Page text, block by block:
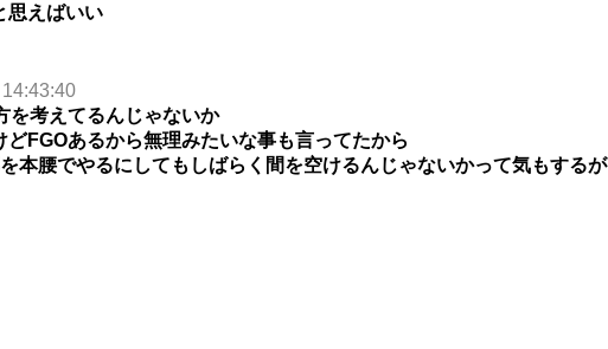
思えばいい
を考えてるんじゃないか
FGOあるから無理みたいな事も言ってたから
本腰でやるにしてもしばらく間を空けるんじゃないかって気もするが